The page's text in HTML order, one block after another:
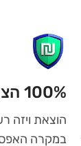
100% הצלחה או החזר כספי מלא
במקרה